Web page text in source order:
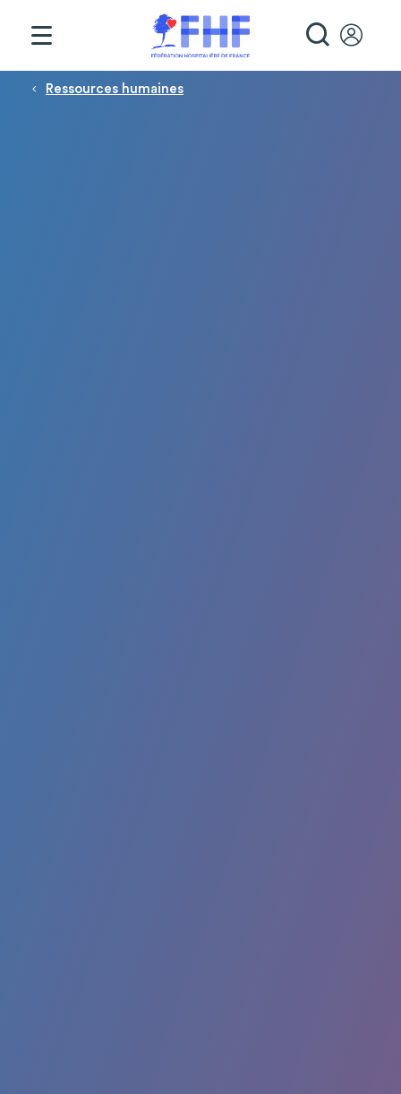
Fil d'Ariane
Ressources humaines
Panneau de gestion des cookies